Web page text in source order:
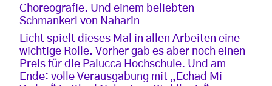
Choreografie. Und einem beliebten
Schmankerl von Naharin
Licht spielt dieses Mal in allen Arbeiten eine
wichtige Rolle. Vorher gab es aber noch einen
Preis für die Palucca Hochschule. Und am
Ende: volle Verausgabung mit „Echad Mi